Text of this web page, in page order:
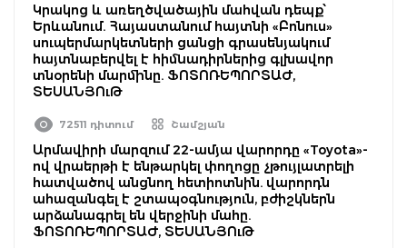
Կրակոց և առեղծվածային մահվան դեպք՝
Երևանում. Հայաստանում հայտնի «Բոնուս»
սուպերմարկետների ցանցի գրասենյակում
հայտնաբերվել է հիմնադիրներից գլխավոր
տնօրենի մարմինը. ՖՈՏՈՌԵՊՈՐՏԱԺ,
ՏԵՍԱՆՅՈւԹ
72511 դիտում Շամշյան
Արմավիրի մարզում 22-ամյա վարորդը «Toyota»-
ով վրաերթի է ենթարկել փողոցը չթույլատրելի
հատվածով անցնող հետիոտնին. վարորդն
ահազանգել է շտապօգնություն, բժիշկներն
արձանագրել են վերջինի մահը.
ՖՈՏՈՌԵՊՈՐՏԱԺ, ՏԵՍԱՆՅՈւԹ